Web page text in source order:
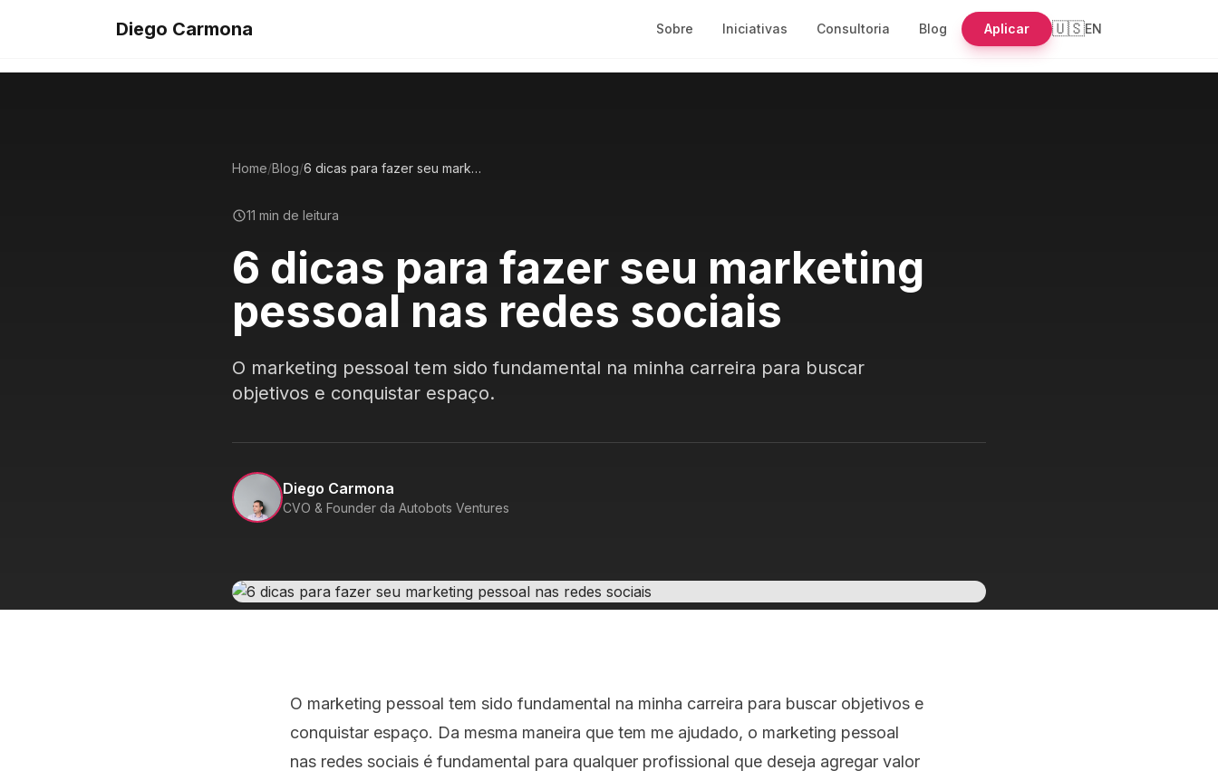
Diego Carmona Sobre Iniciativas Consultoria Blog Aplicar 🇺🇸EN
Home/Blog/ 6 dicas para fazer seu marketing pessoal nas redes sociais
11 min de leitura
6 dicas para fazer seu marketing
pessoal nas redes sociais
O marketing pessoal tem sido fundamental na minha carreira para buscar
objetivos e conquistar espaço.
Diego Carmona
CVO & Founder da Autobots Ventures
O marketing pessoal tem sido fundamental na minha carreira para buscar objetivos e
conquistar espaço. Da mesma maneira que tem me ajudado, o marketing pessoal
nas redes sociais é fundamental para qualquer profissional que deseja agregar valor